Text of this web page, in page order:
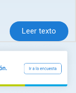
Leer texto